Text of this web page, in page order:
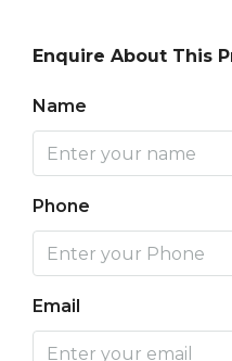
Enquire About This
Name
Phone
Email